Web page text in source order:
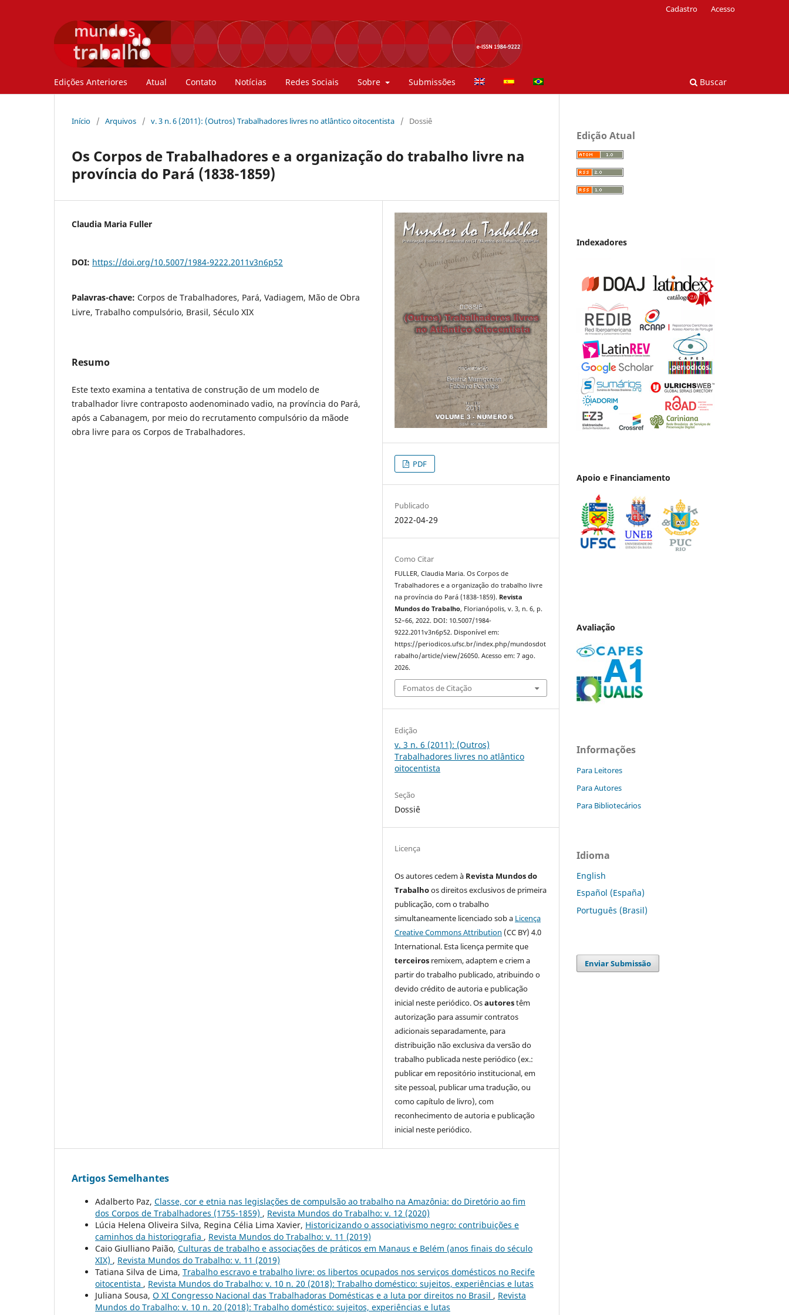
Edições Anteriores Atual Contato Notícias Redes Sociais Sobre Submissões Buscar
Cadastro Acesso
Início / Arquivos / v. 3 n. 6 (2011): (Outros) Trabalhadores livres no atlântico oitocentista / Dossiê
Os Corpos de Trabalhadores e a organização do trabalho livre na
província do Pará (1838-1859)
Claudia Maria Fuller
DOI: https://doi.org/10.5007/1984-9222.2011v3n6p52
Palavras-chave: Corpos de Trabalhadores, Pará, Vadiagem, Mão de Obra
Livre, Trabalho compulsório, Brasil, Século XIX
Resumo
Este texto examina a tentativa de construção de um modelo de
trabalhador livre contraposto aodenominado vadio, na província do Pará,
após a Cabanagem, por meio do recrutamento compulsório da mãode
obra livre para os Corpos de Trabalhadores.
PDF
Publicado
2022-04-29
Como Citar
FULLER, Claudia Maria. Os Corpos de
Trabalhadores e a organização do trabalho livre
na província do Pará (1838-1859). Revista
Mundos do Trabalho, Florianópolis, v. 3, n. 6, p.
52–66, 2022. DOI: 10.5007/1984-
9222.2011v3n6p52. Disponível em:
https://periodicos.ufsc.br/index.php/mundosdot
rabalho/article/view/26050. Acesso em: 7 ago.
2026.
Fomatos de Citação
Edição
v. 3 n. 6 (2011): (Outros)
Trabalhadores livres no atlântico
oitocentista
Seção
Dossiê
Licença
Os autores cedem à Revista Mundos do
Trabalhoos direitos exclusivos de primeira
publicação, com o trabalho
simultaneamente licenciado sob a Licença
Creative Commons Attribution (CC BY) 4.0
International. Esta licença permite que
terceiros remixem, adaptem e criem a
partir do trabalho publicado, atribuindo o
devido crédito de autoria e publicação
inicial neste periódico. Osautorestêm
autorização para assumir contratos
adicionais separadamente, para
distribuição não exclusiva da versão do
trabalho publicada neste periódico (ex.:
publicar em repositório institucional, em
site pessoal, publicar uma tradução, ou
como capítulo de livro), com
reconhecimento de autoria e publicação
inicial neste periódico.
Artigos Semelhantes
Adalberto Paz, Classe, cor e etnia nas legislações de compulsão ao trabalho na Amazônia: do Diretório ao fim
dos Corpos de Trabalhadores (1755-1859) , Revista Mundos do Trabalho: v. 12 (2020)
Lúcia Helena Oliveira Silva, Regina Célia Lima Xavier, Historicizando o associativismo negro: contribuições e
caminhos da historiografia , Revista Mundos do Trabalho: v. 11 (2019)
Caio Giulliano Paião, Culturas de trabalho e associações de práticos em Manaus e Belém (anos finais do século
XIX) , Revista Mundos do Trabalho: v. 11 (2019)
Tatiana Silva de Lima, Trabalho escravo e trabalho livre: os libertos ocupados nos serviços domésticos no Recife
oitocentista , Revista Mundos do Trabalho: v. 10 n. 20 (2018): Trabalho doméstico: sujeitos, experiências e lutas
Juliana Sousa, O XI Congresso Nacional das Trabalhadoras Domésticas e a luta por direitos no Brasil , Revista
Mundos do Trabalho: v. 10 n. 20 (2018): Trabalho doméstico: sujeitos, experiências e lutas
Edição Atual
Indexadores
Apoio e Financiamento
Avaliação
Informações
Para Leitores
Para Autores
Para Bibliotecários
Idioma
English
Español (España)
Português (Brasil)
Enviar Submissão